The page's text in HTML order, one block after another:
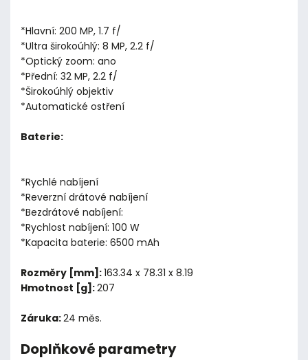
*Hlavní: 200 MP, 1.7 f/
*Ultra širokoúhlý: 8 MP, 2.2 f/
*Optický zoom: ano
*Přední: 32 MP, 2.2 f/
*Širokoúhlý objektiv
*Automatické ostření
Baterie:
*Rychlé nabíjení
*Reverzní drátové nabíjení
*Bezdrátové nabíjení:
*Rychlost nabíjení: 100 W
*Kapacita baterie: 6500 mAh
Rozměry [mm]:163.34 x 78.31 x 8.19
Hmotnost [g]:207
Záruka:24 měs.
Doplňkové parametry